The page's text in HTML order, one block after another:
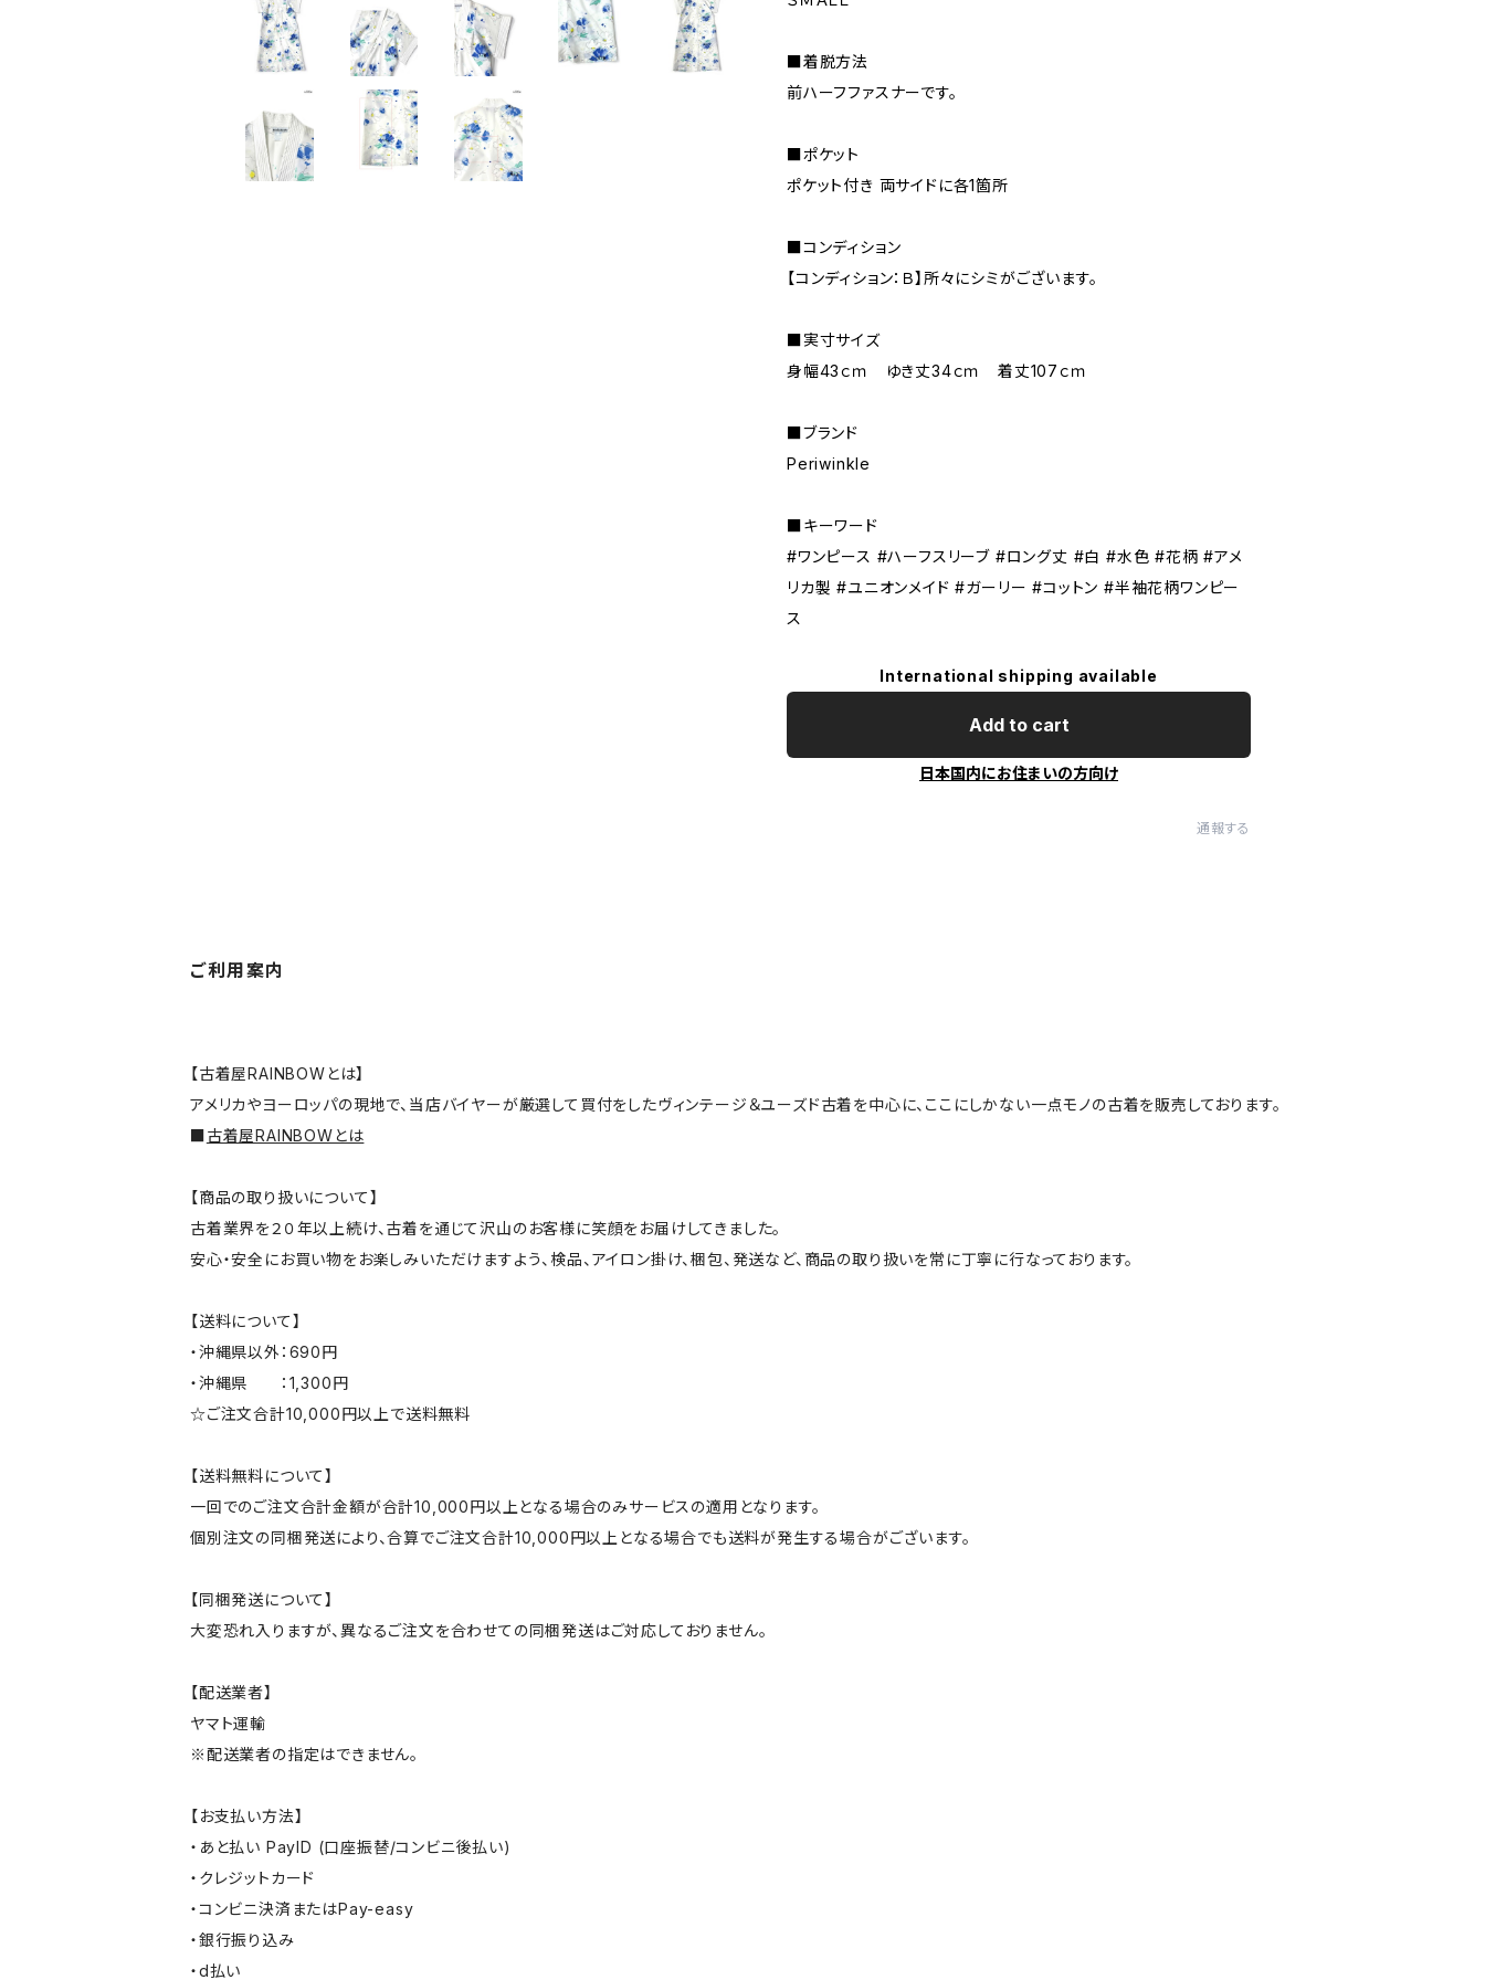
■着脱方法
前ハーフファスナーです。
■ポケット
ポケット付き 両サイドに各1箇所
■コンディション
【コンディション：Ｂ】所々にシミがございます。
■実寸サイズ
身幅43ｃｍ ゆき丈34ｃｍ 着丈107ｃｍ
■ブランド
Periwinkle
■キーワード
#ワンピース #ハーフスリーブ #ロング丈 #白 #水色 #花柄 #アメ
リカ製 #ユニオンメイド #ガーリー #コットン #半袖花柄ワンピー
ス
International shipping available
Add to cart
日本国内にお住まいの方向け
通報する
ご利用案内
【古着屋RAINBOWとは】
アメリカやヨーロッパの現地で、当店バイヤーが厳選して買付をしたヴィンテージ＆ユーズド古着を中心に、ここにしかない一点モノの古着を販売しております。
■古着屋RAINBOWとは
【商品の取り扱いについて】
古着業界を２０年以上続け、古着を通じて沢山のお客様に笑顔をお届けしてきました。
安心・安全にお買い物をお楽しみいただけますよう、検品、アイロン掛け、梱包、発送など、商品の取り扱いを常に丁寧に行なっております。
【送料について】
・沖縄県以外：690円
・沖縄県 ：1,300円
☆ご注文合計10,000円以上で送料無料
【送料無料について】
一回でのご注文合計金額が合計10,000円以上となる場合のみサービスの適用となります。
個別注文の同梱発送により、合算でご注文合計10,000円以上となる場合でも送料が発生する場合がございます。
【同梱発送について】
大変恐れ入りますが、異なるご注文を合わせての同梱発送はご対応しておりません。
【配送業者】
ヤマト運輸
※配送業者の指定はできません。
【お支払い方法】
・あと払い PayID (口座振替/コンビニ後払い)
・クレジットカード
・コンビニ決済またはPay-easy
・銀行振り込み
・d払い